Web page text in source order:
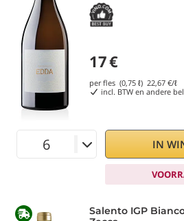
17€
per fles (0,75 ℓ) 22,67 €/ℓ
incl. BTW en andere
IN
Salento IGP